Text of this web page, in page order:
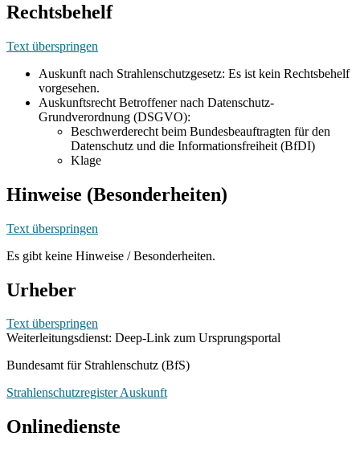
Rechtsbehelf
Text überspringen
Auskunft nach Strahlenschutzgesetz: Es ist kein Rechtsbehelf
vorgesehen.
Auskunftsrecht Betroffener nach Datenschutz-
Grundverordnung (DSGVO):
Beschwerderecht beim Bundesbeauftragten für den
Datenschutz und die Informationsfreiheit (BfDI)
Klage
Hinweise (Besonderheiten)
Text überspringen
Es gibt keine Hinweise / Besonderheiten.
Urheber
Text überspringen
Weiterleitungsdienst: Deep-Link zum Ursprungsportal
Bundesamt für Strahlenschutz (BfS)
Strahlenschutzregister Auskunft
Onlinedienste